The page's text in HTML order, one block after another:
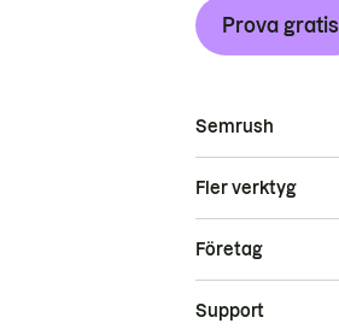
Prova gratis
Semrush
Fler verktyg
Företag
Support